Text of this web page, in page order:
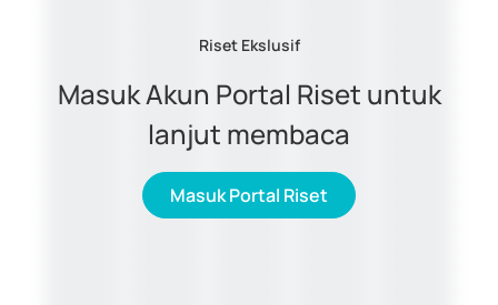
Riset Ekslusif
Masuk Akun Portal Riset untuk
lanjut membaca
Masuk Portal Riset